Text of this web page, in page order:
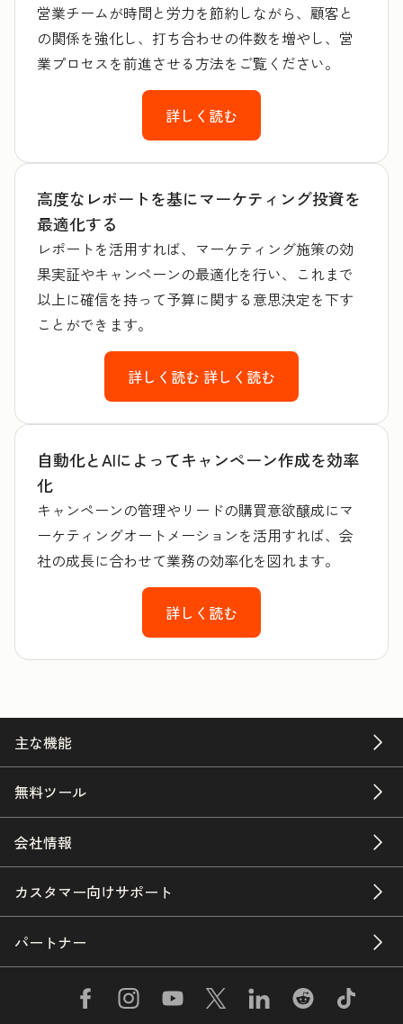
営業チームが時間と労力を節約しながら、顧客と
の関係を強化し、打ち合わせの件数を増やし、営
業プロセスを前進させる方法をご覧ください。
詳しく読む
高度なレポートを基にマーケティング投資を
最適化する
レポートを活用すれば、マーケティング施策の効
果実証やキャンペーンの最適化を行い、これまで
以上に確信を持って予算に関する意思決定を下す
ことができます。
詳しく読む 詳しく読む
自動化とAIによってキャンペーン作成を効率
化
キャンペーンの管理やリードの購買意欲醸成にマ
ーケティングオートメーションを活用すれば、会
社の成長に合わせて業務の効率化を図れます。
詳しく読む
主な機能
無料ツール
会社情報
カスタマー向けサポート
パートナー